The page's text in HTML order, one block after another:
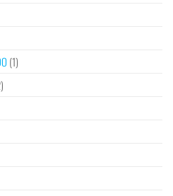
(1)